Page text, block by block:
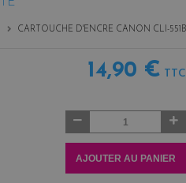
CARTOUCHE D'ENCRE CANON CLI-
14,90 € TTC
AJOUTER AU PANIER